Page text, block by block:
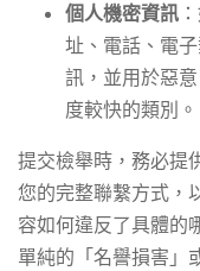
個人機密資訊
址、電話、電
訊，並用於惡
度較快的類別。
提交檢舉時，務必提
您的完整聯繫方式，
容如何違反了具體的
單純的「名譽損害」